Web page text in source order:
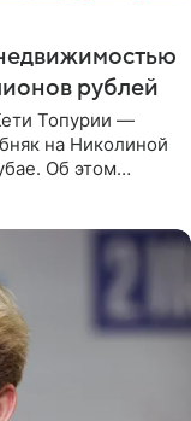
рублей
Топурии —
на Николиной
Об этом